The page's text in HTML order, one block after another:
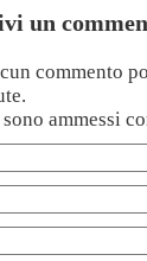
un
commento
ammessi